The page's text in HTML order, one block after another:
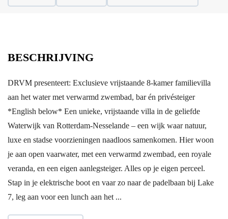
BESCHRIJVING
DRVM presenteert: Exclusieve vrijstaande 8-kamer familievilla
aan het water met verwarmd zwembad, bar én privésteiger
*English below* Een unieke, vrijstaande villa in de geliefde
Waterwijk van Rotterdam-Nesselande – een wijk waar natuur,
luxe en stadse voorzieningen naadloos samenkomen. Hier woon
je aan open vaarwater, met een verwarmd zwembad, een royale
veranda, en een eigen aanlegsteiger. Alles op je eigen perceel.
Stap in je elektrische boot en vaar zo naar de padelbaan bij Lake
7, leg aan voor een lunch aan het ...